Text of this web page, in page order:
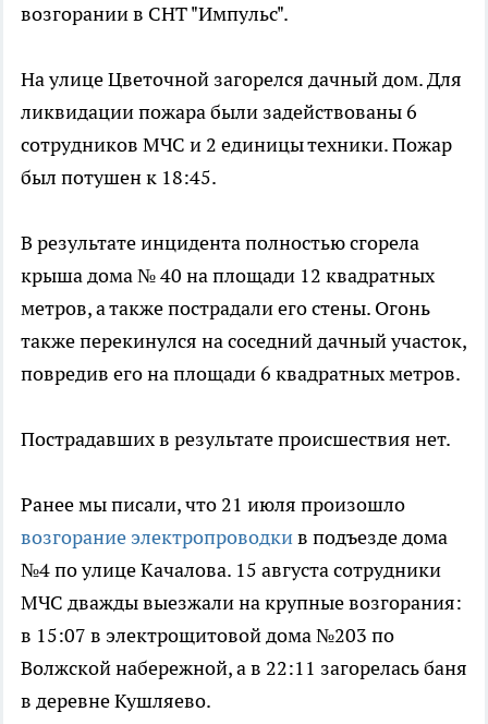
возгорании в СНТ "Импульс".
На улице Цветочной загорелся дачный дом. Для
ликвидации пожара были задействованы 6
сотрудников МЧС и 2 единицы техники. Пожар
был потушен к 18:45.
В результате инцидента полностью сгорела
крыша дома № 40 на площади 12 квадратных
метров, а также пострадали его стены. Огонь
также перекинулся на соседний дачный участок,
повредив его на площади 6 квадратных метров.
Пострадавших в результате происшествия нет.
Ранее мы писали, что 21 июля произошло
возгорание электропроводкив подъезде дома
№4 по улице Качалова. 15 августа сотрудники
МЧС дважды выезжали на крупные возгорания:
в 15:07 в электрощитовой дома №203 по
Волжской набережной, а в 22:11 загорелась баня
в деревне Кушляево.